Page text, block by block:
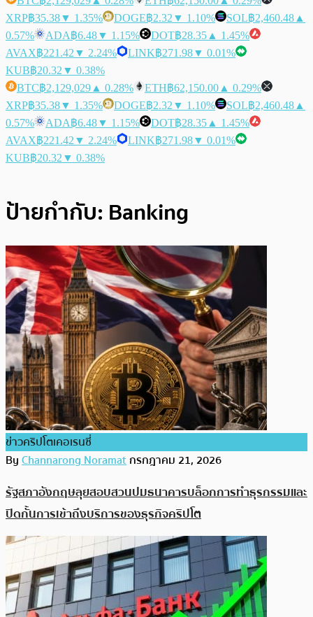
XRP฿35.38▼ 1.35% DOGE฿2.32 ▼ 1.10% SOL฿2,460.48 ▲
0.57%
ADA฿6.48▼ 1.15% DOT฿28.35 ▲ 1.45%
AVAX฿221.42 ▼ 2.24% LINK฿271.98▼ 0.01%
KUB฿20.32 ▼ 0.38%
BTC฿2,129,029 ▲ 0.28% ETH฿62,150.00 ▲ 0.29%
XRP฿35.38▼ 1.35% DOGE฿2.32 ▼ 1.10% SOL฿2,460.48 ▲
0.57%
ADA฿6.48▼ 1.15% DOT฿28.35 ▲ 1.45%
AVAX฿221.42 ▼ 2.24% LINK฿271.98▼ 0.01%
KUB฿20.32 ▼ 0.38%
ป้ายกำกับ: Banking
ข่าวคริปโตเคอเรนซี่
ByChannarong Noramatกรกฎาคม 21, 2026
รัฐสภาอังกฤษลุยสอบสวนปมธนาคารบล็อกการทำธุรกรรมและ
ปิดกั้นการเข้าถึงบริการของธุรกิจคริปโต